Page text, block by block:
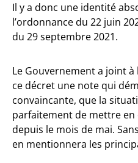
Il y a donc une identité
l’ordonnance du 22 juin
du 29 septembre 2021.
Le Gouvernement a joint
ce décret une note qui
convaincante, que la
parfaitement de mettre
depuis le mois de mai.
en mentionnera les